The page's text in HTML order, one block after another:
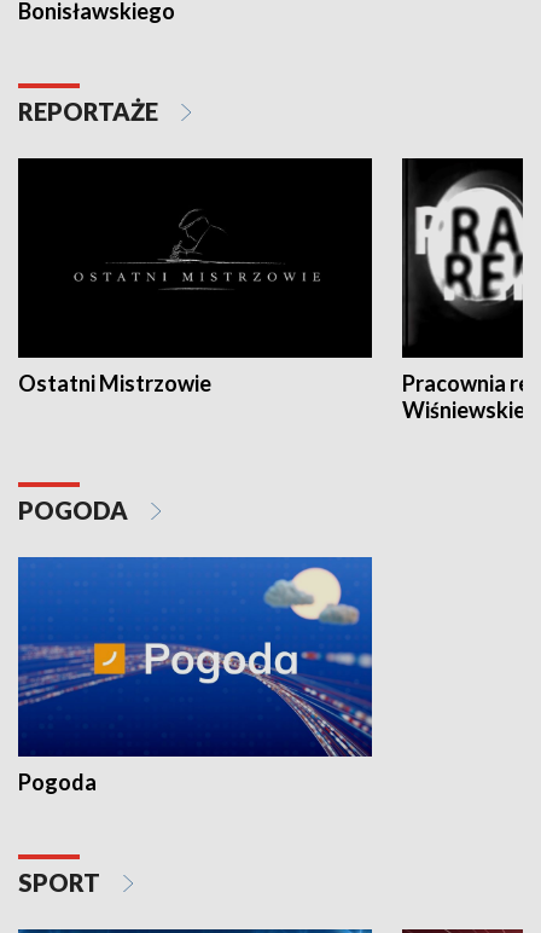
Bonisławskiego
REPORTAŻE
Ostatni Mistrzowie
Pracownia
POGODA
Pogoda
SPORT